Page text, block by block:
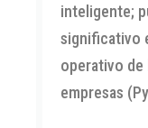
inteligente;
significativo
operativo de
empresas